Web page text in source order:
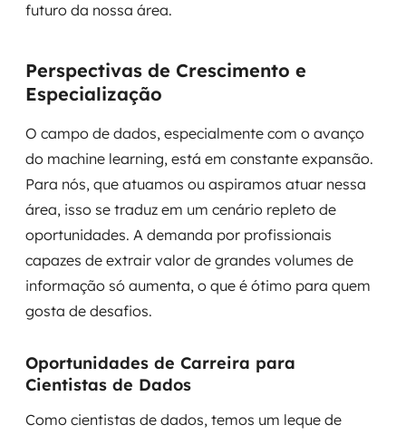
futuro da nossa área.
Perspectivas de Crescimento e
Especialização
O campo de dados, especialmente com o avanço
do machine learning, está em constante expansão.
Para nós, que atuamos ou aspiramos atuar nessa
área, isso se traduz em um cenário repleto de
oportunidades. A demanda por profissionais
capazes de extrair valor de grandes volumes de
informação só aumenta, o que é ótimo para quem
gosta de desafios.
Oportunidades de Carreira para
Cientistas de Dados
Como cientistas de dados, temos um leque de